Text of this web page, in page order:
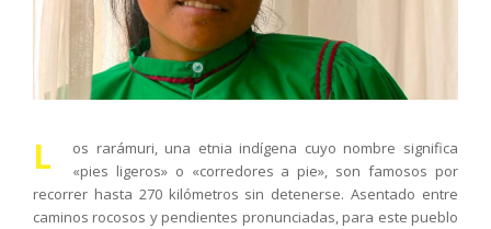
L
os rarámuri, una etnia indígena cuyo nombre significa
«pies ligeros» o «corredores a pie», son famosos por
recorrer hasta 270 kilómetros sin detenerse. Asentado entre
caminos rocosos y pendientes pronunciadas, para este pueblo